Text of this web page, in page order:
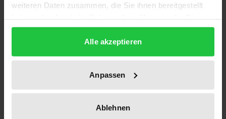
weiteren Daten zusammen, die Sie ihnen bereitgestellt
gesammelt haben.
Alle akzeptieren
Anpassen
Ablehnen
978-3-7890-3468-8
Year of Publication